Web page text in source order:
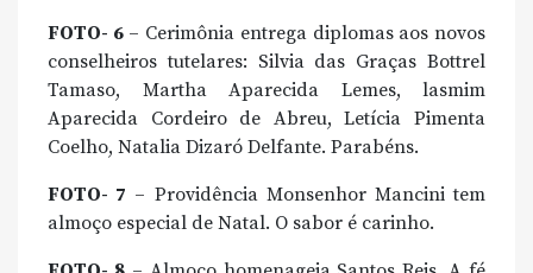
FOTO- 6– Cerimônia entrega diplomas aos novos
conselheiros tutelares: Silvia das Graças Bottrel
Tamaso, Martha Aparecida Lemes, lasmim
Aparecida Cordeiro de Abreu, Letícia Pimenta
Coelho, Natalia Dizaró Delfante. Parabéns.
FOTO- 7 – Providência Monsenhor Mancini tem
almoço especial de Natal. O sabor é carinho.